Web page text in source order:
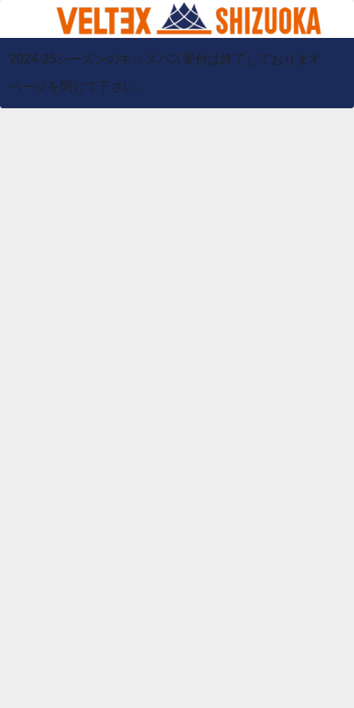
2024-25シーズンのキッズパス受付は終了しております
ページを閉じて下さい。